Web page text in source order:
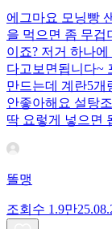
에그마요 모닝빵
을 먹으면 좀 무겁
이죠? 저거 하나
다고보면됩니다~
만드는데 계란5개
안좋아해요 설탕
딱 요렇게 넣으면
똘맹
조회수 1.9만